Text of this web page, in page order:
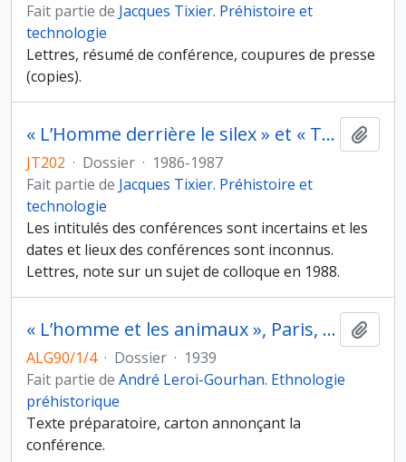
Fait partie de Jacques Tixier. Préhistoire et
technologie
Lettres, résumé de conférence, coupures de presse
(copies).
« L’Homme derrière le silex » et « Technologie des outils de pierre taillée » conférences à Cracovie (Pologne) en 1987
JT202 · Dossier · 1986-1987
Fait partie de Jacques Tixier. Préhistoire et
technologie
Les intitulés des conférences sont incertains et les
dates et lieux des conférences sont inconnus.
Lettres, note sur un sujet de colloque en 1988.
« L’homme et les animaux », Paris, 1939
ALG90/1/4 · Dossier · 1939
Fait partie de André Leroi-Gourhan. Ethnologie
préhistorique
Texte préparatoire, carton annonçant la
conférence.